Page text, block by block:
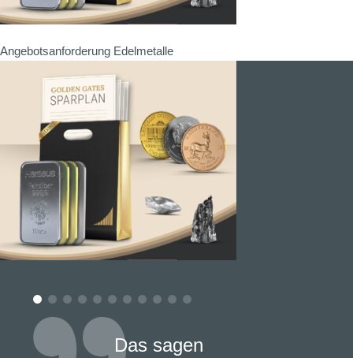
Angebotsanforderung Edelmetalle
Das sagen